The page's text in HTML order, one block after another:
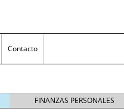
Contacto
FINANZAS PERSONALES